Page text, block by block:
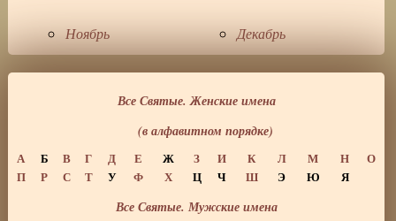
Ноябрь Декабрь
Все Святые. Женские имена
(в алфавитном порядке)
А Б В Г Д Е Ж З И К Л М Н
О
П
Р С Т У Ф Х Ц Ч Ш Э Ю Я
Все Святые. Мужские имена